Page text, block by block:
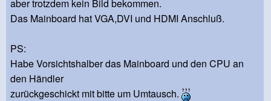
aber trotzdem kein Bild bekommen.
Das Mainboard hat VGA,DVI und HDMI Anschluß.
PS:
Habe Vorsichtshalber das Mainboard und den CPU an
den Händler
zurückgeschickt mit bitte um Umtausch.